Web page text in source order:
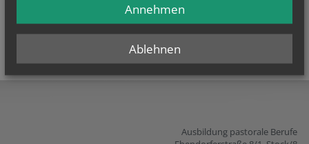
Ausbildung pastorale Berufe
Ablehnen
Annehmen